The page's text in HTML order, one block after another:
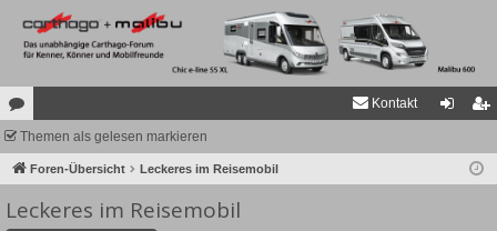
or
en
Kontakt
ist
Themen als gelesen markieren
Foren-Übersicht Leckeres im Reisemobil
Leckeres im Reisemobil